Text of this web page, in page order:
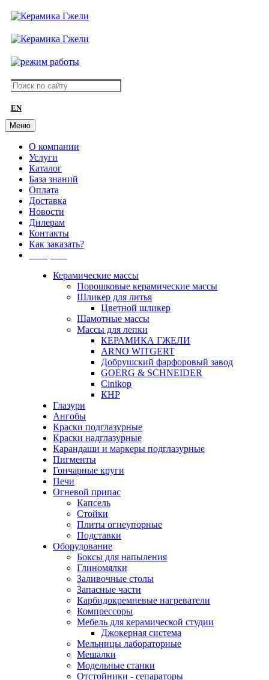
EN
Меню
О компании
Услуги
Каталог
База знаний
Оплата
Доставка
Новости
Дилерам
Контакты
Как заказать?
Керамические массы
Порошковые керамические массы
Шликер для литья
Цветной шликер
Шамотные массы
Массы для лепки
КЕРАМИКА ГЖЕЛИ
ARNO WITGERT
Добрушский фарфоровый завод
GOERG & SCHNEIDER
Cinikop
КНР
Глазури
Ангобы
Краски подглазурные
Краски надглазурные
Карандаши и маркеры подглазурные
Пигменты
Гончарные круги
Печи
Огневой припас
Капсель
Стойки
Плиты огнеупорные
Подставки
Оборудование
Боксы для напыления
Глиномялки
Заливочные столы
Запасные части
Карбидокремневые нагреватели
Компрессоры
Мебель для керамической студии
Джокерная система
Мельницы лабораторные
Мешалки
Модельные станки
Отстойники - сепараторы